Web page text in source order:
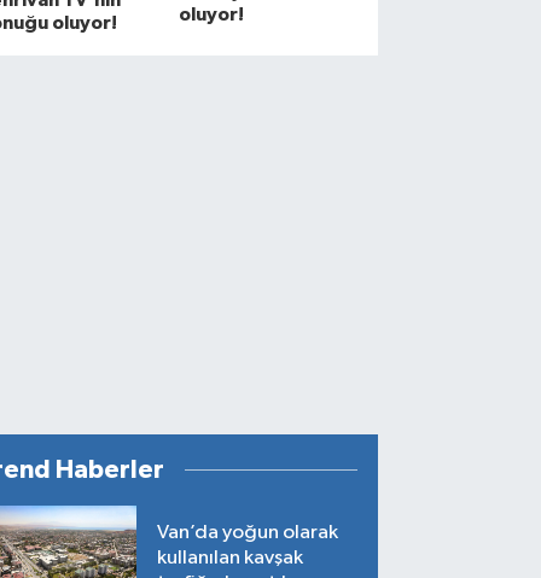
oluyor!
oluyor!
Haberler
Van’da yoğun olarak
kullanılan kavşak